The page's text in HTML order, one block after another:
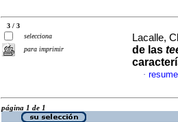
3 / 3
selecciona
para imprimir
Lacalle,
de las
·
página 1 de 1